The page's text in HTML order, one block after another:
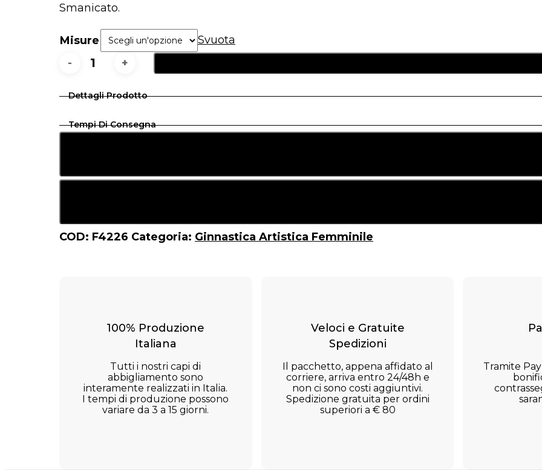
Smanicato.
Misure Svuota
quantità
Dettagli Prodotto
Tempi Di Consegna
COD: F4226 Categoria: Ginnastica Artistica Femminile
100% Produzione
Italiana
Tutti i nostri capi di
abbigliamento sono
interamente realizzati in Italia.
I tempi di produzione possono
variare da 3 a 15 giorni.
Veloci e Gratuite
Spedizioni
Il pacchetto, appena affidato al
corriere, arriva entro 24/48h e
non ci sono costi aggiuntivi.
Spedizione gratuita per ordini
superiori a € 80
Tramite